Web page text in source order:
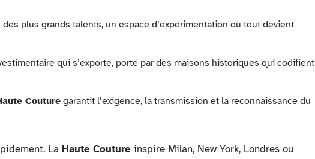
des plus grands talents, un espace d’expérimentation où tout devient
qui s’exporte, porté par des maisons historiques qui codifient
Couturegarantit l’exigence, la transmission et la reconnaissance du
La Haute Couture inspire Milan, New York, Londres ou